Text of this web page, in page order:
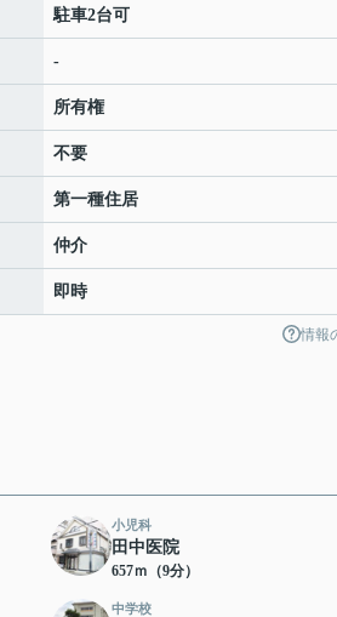
駐車2台可
-
所有権
不要
第一種住居
仲介
即時
情報
小児科
田中医院
657ｍ（9分）
中学校